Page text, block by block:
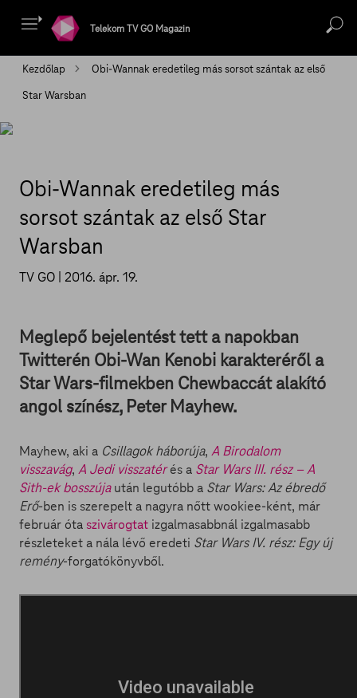
Telekom TV GO Magazin
Kezdőlap
Obi-Wannak eredetileg más sorsot szántak az első
Star Warsban
Obi-Wannak eredetileg más
sorsot szántak az első Star
Warsban
TV GO | 2016. ápr. 19.
Meglepő bejelentést tett a napokban
Twitterén Obi-Wan Kenobi karakteréről a
Star Wars-filmekben Chewbaccát alakító
angol színész, Peter Mayhew.
Mayhew, aki a Csillagok háborúja, A Birodalom
visszavág, A Jedi visszatérés a Star Wars III. rész – A
Sith-ek bosszújaután legutóbb a Star Wars: Az ébredő
Erő-ben is szerepelt a nagyra nőtt wookiee-ként, már
február óta szivárogtat izgalmasabbnál izgalmasabb
részleteket a nála lévő eredeti Star Wars IV. rész: Egy új
remény-forgatókönyvből.